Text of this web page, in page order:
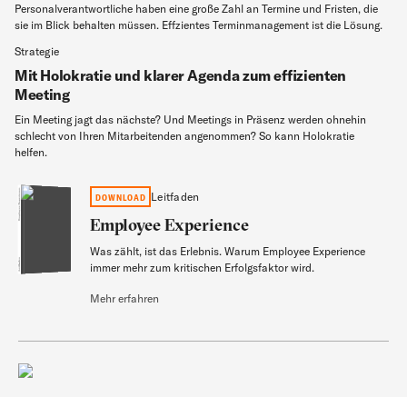
Personalverantwortliche haben eine große Zahl an Termine und Fristen, die
sie im Blick behalten müssen. Effzientes Terminmanagement ist die Lösung.
Strategie
Mit Holokratie und klarer Agenda zum effizienten
Meeting
Ein Meeting jagt das nächste? Und Meetings in Präsenz werden ohnehin
schlecht von Ihren Mitarbeitenden angenommen? So kann Holokratie
helfen.
Leitfaden
Employee Experience DOWNLOAD Leitfaden
Employee Experience
Was zählt, ist das Erlebnis. Warum Employee Experience
immer mehr zum kritischen Erfolgsfaktor wird.
Mehr erfahren